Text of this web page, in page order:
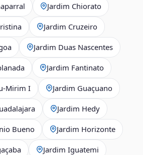
Jardim Chiorato
Jardim Cruzeiro
Jardim Duas Nascentes
Jardim Fantinato
I Jardim Guaçuano
Jardim Hedy
Bueno Jardim Horizonte
Jardim Iguatemi